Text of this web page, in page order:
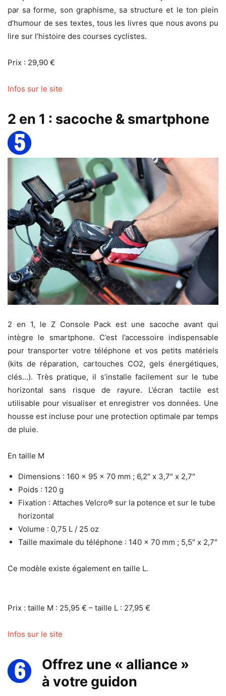
par sa forme, son graphisme, sa structure et le ton plein
d’humour de ses textes, tous les livres que nous avons pu
lire sur l’histoire des courses cyclistes.
Prix : 29,90 €
Infos sur le site
2 en 1 : sacoche & smartphone
2 en 1, le Z Console Pack est une sacoche avant qui
intègre le smartphone. C’est l’accessoire indispensable
pour transporter votre téléphone et vos petits matériels
(kits de réparation, cartouches CO2, gels énergétiques,
clés…). Très pratique, il s’installe facilement sur le tube
horizontal sans risque de rayure. L’écran tactile est
utilisable pour visualiser et enregistrer vos données. Une
housse est incluse pour une protection optimale par temps
de pluie.
En taille M
Dimensions : 160 x 95 x 70 mm ; 6,2″ x 3,7″ x 2,7″
Poids : 120 g
Fixation : Attaches Velcro® sur la potence et sur le tube
horizontal
Volume : 0,75 L / 25 oz
Taille maximale du téléphone : 140 x 70 mm ; 5,5″ x 2,7″
Ce modèle existe également en taille L.
Prix : taille M : 25,95 € – taille L : 27,95 €
Infos sur le site
Offrez une « alliance »
à votre guidon